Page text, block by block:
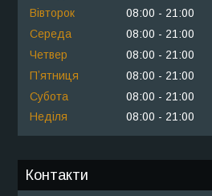
Вівторок
08:00
21:00
Середа
08:00
21:00
Четвер
08:00
21:00
Пʼятниця
08:00
21:00
Субота
08:00
21:00
Неділя
08:00 21:00
Контакти